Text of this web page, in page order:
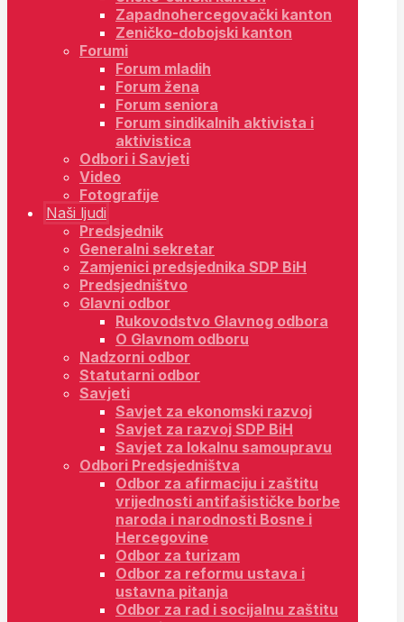
Zapadnohercegovački kanton
Zeničko-dobojski kanton
Forumi
Forum mladih
Forum žena
Forum seniora
Forum sindikalnih aktivista i
aktivistica
Odbori i Savjeti
Video
Fotografije
Naši ljudi
Predsjednik
Generalni sekretar
Zamjenici predsjednika SDP BiH
Predsjedništvo
Glavni odbor
Rukovodstvo Glavnog odbora
O Glavnom odboru
Nadzorni odbor
Statutarni odbor
Savjeti
Savjet za ekonomski razvoj
Savjet za razvoj SDP BiH
Savjet za lokalnu samoupravu
Odbori Predsjedništva
Odbor za afirmaciju i zaštitu
vrijednosti antifašističke borbe
naroda i narodnosti Bosne i
Hercegovine
Odbor za turizam
Odbor za reformu ustava i
ustavna pitanja
Odbor za rad i socijalnu zaštitu